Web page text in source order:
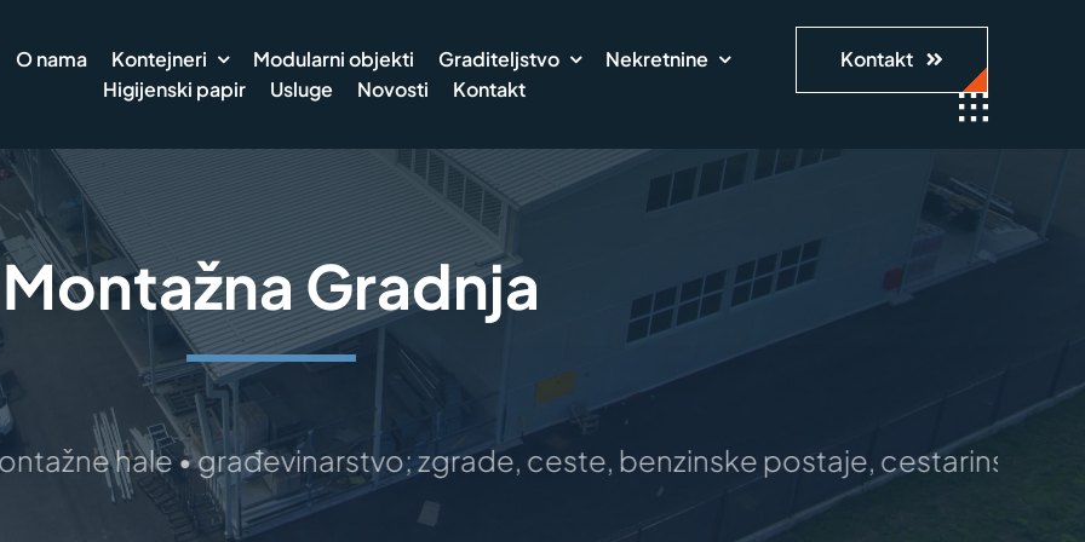
O nama Kontejneri Modularni objekti Graditeljstvo
Nekretnine
Higijenski papir
Usluge Novosti Kontakt
Kontakt
Montažna Gradnja
• građevinarstvo; zgrade, ceste, benzinske postaje, cestarinski i